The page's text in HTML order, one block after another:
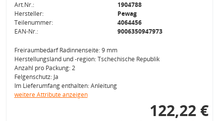
Art.Nr.:
1904788
Hersteller:
Pewag
Teilenummer:
4064456
EAN-Nr.:
9006350947973
Freiraumbedarf Radinnenseite: 9 mm
Herstellungsland und -region: Tschechische Republik
Anzahl pro Packung: 2
Felgenschutz: Ja
Im Lieferumfang enthalten: Anleitung
weitere Attribute anzeigen
122,22 €